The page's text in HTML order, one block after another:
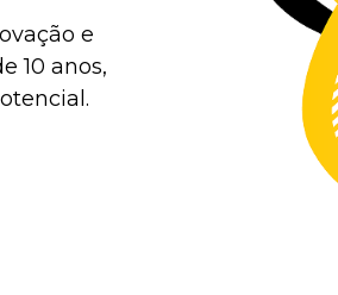
e
10 anos,